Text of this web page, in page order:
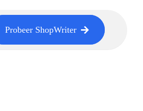
Probeer ShopWriter